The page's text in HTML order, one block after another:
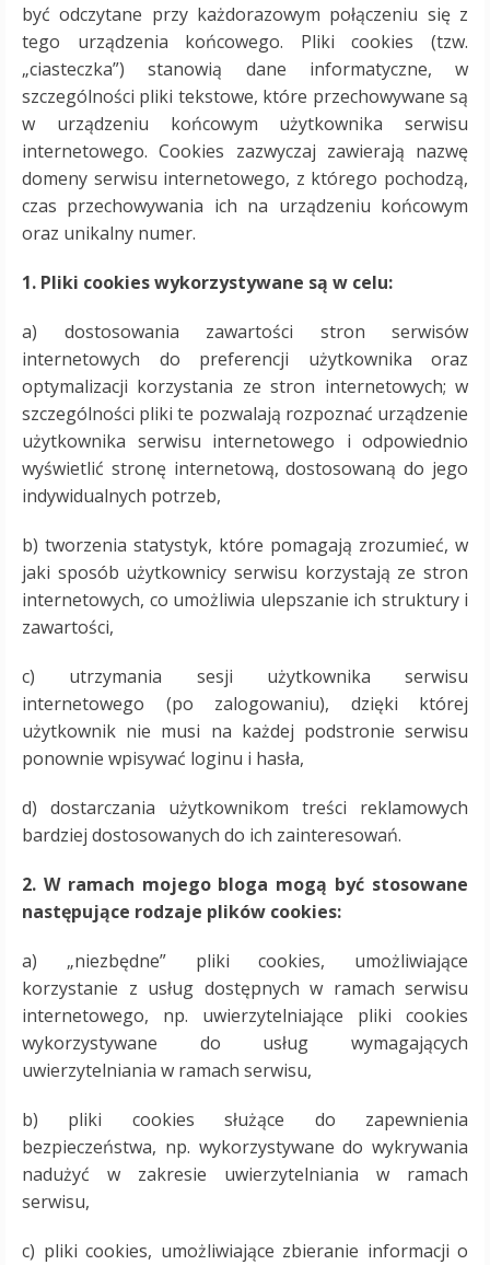
być odczytane przy każdorazowym połączeniu się z
tego urządzenia końcowego. Pliki cookies (tzw.
„ciasteczka”) stanowią dane informatyczne, w
szczególności pliki tekstowe, które przechowywane są
w urządzeniu końcowym użytkownika serwisu
internetowego. Cookies zazwyczaj zawierają nazwę
domeny serwisu internetowego, z którego pochodzą,
czas przechowywania ich na urządzeniu końcowym
oraz unikalny numer.
1. Pliki cookies wykorzystywane są w celu:
a) dostosowania zawartości stron serwisów
internetowych do preferencji użytkownika oraz
optymalizacji korzystania ze stron internetowych; w
szczególności pliki te pozwalają rozpoznać urządzenie
użytkownika serwisu internetowego i odpowiednio
wyświetlić stronę internetową, dostosowaną do jego
indywidualnych potrzeb,
b) tworzenia statystyk, które pomagają zrozumieć, w
jaki sposób użytkownicy serwisu korzystają ze stron
internetowych, co umożliwia ulepszanie ich struktury i
zawartości,
c) utrzymania sesji użytkownika serwisu
internetowego (po zalogowaniu), dzięki której
użytkownik nie musi na każdej podstronie serwisu
ponownie wpisywać loginu i hasła,
d) dostarczania użytkownikom treści reklamowych
bardziej dostosowanych do ich zainteresowań.
2. W ramach mojego bloga mogą być stosowane
następujące rodzaje plików cookies:
a) „niezbędne” pliki cookies, umożliwiające
korzystanie z usług dostępnych w ramach serwisu
internetowego, np. uwierzytelniające pliki cookies
wykorzystywane do usług wymagających
uwierzytelniania w ramach serwisu,
b) pliki cookies służące do zapewnienia
bezpieczeństwa, np. wykorzystywane do wykrywania
nadużyć w zakresie uwierzytelniania w ramach
serwisu,
c) pliki cookies, umożliwiające zbieranie informacji o